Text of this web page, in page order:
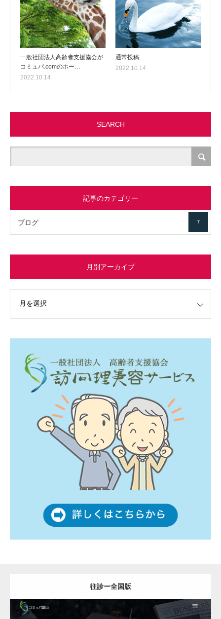
一般社団法人高齢者支援協会が
コミュパ.comのホー…
2022.10.14
通常投稿
2022.10.14
SEARCH
記事のカテゴリー
ブログ 7
月別アーカイブ
往診ー全国版